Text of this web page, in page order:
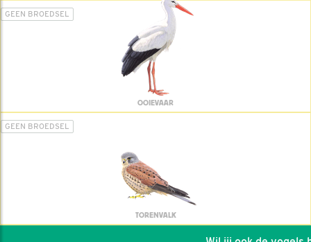
GEEN BROEDSEL
OOIEVAAR
GEEN BROEDSEL
TORENVALK